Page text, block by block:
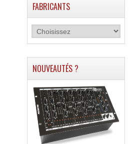
FABRICANTS
NOUVEAUTÉS ?